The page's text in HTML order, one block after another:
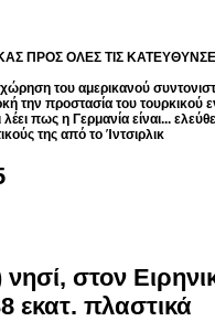
ΠΡΟΣ ΟΛΕΣ ΤΙΣ
του αμερικανού
την προστασία του τουρκικού
πως η Γερμανία είναι...
της από το Ίντσιρλικ
στον
εκατ. πλαστικά